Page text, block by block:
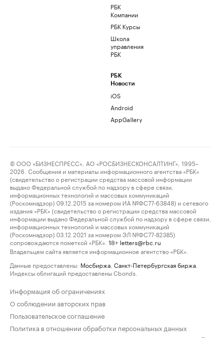
РБК
Компании
РБК Курсы
Школа
управления
РБК
РБК
Новости
iOS
Android
AppGallery
© ООО «БИЗНЕСПРЕСС», АО «РОСБИЗНЕСКОНСАЛТИНГ», 1995–
2026. Сообщения и материалы информационного агентства «РБК»
(свидетельство о регистрации средства массовой информации
выдано Федеральной службой по надзору в сфере связи,
информационных технологий и массовых коммуникаций
(Роскомнадзор) 09.12.2015 за номером ИА №ФС77-63848) и сетевого
издания «РБК» (свидетельство о регистрации средства массовой
информации выдано Федеральной службой по надзору в сфере связи,
информационных технологий и массовых коммуникаций
(Роскомнадзор) 03.12.2021 за номером ЭЛ №ФС77-82385)
сопровождаются пометкой «РБК».
18+ letters@rbc.ru
Владельцем сайта является информационное агентство «РБК».
Данные предоставлены: Мосбиржа Санкт-Петербургская биржа
Индексы облигаций предоставлены Cbonds.
Информация об ограничениях
О соблюдении авторских прав
Пользовательское соглашение
Политика в отношении обработки персональных данных